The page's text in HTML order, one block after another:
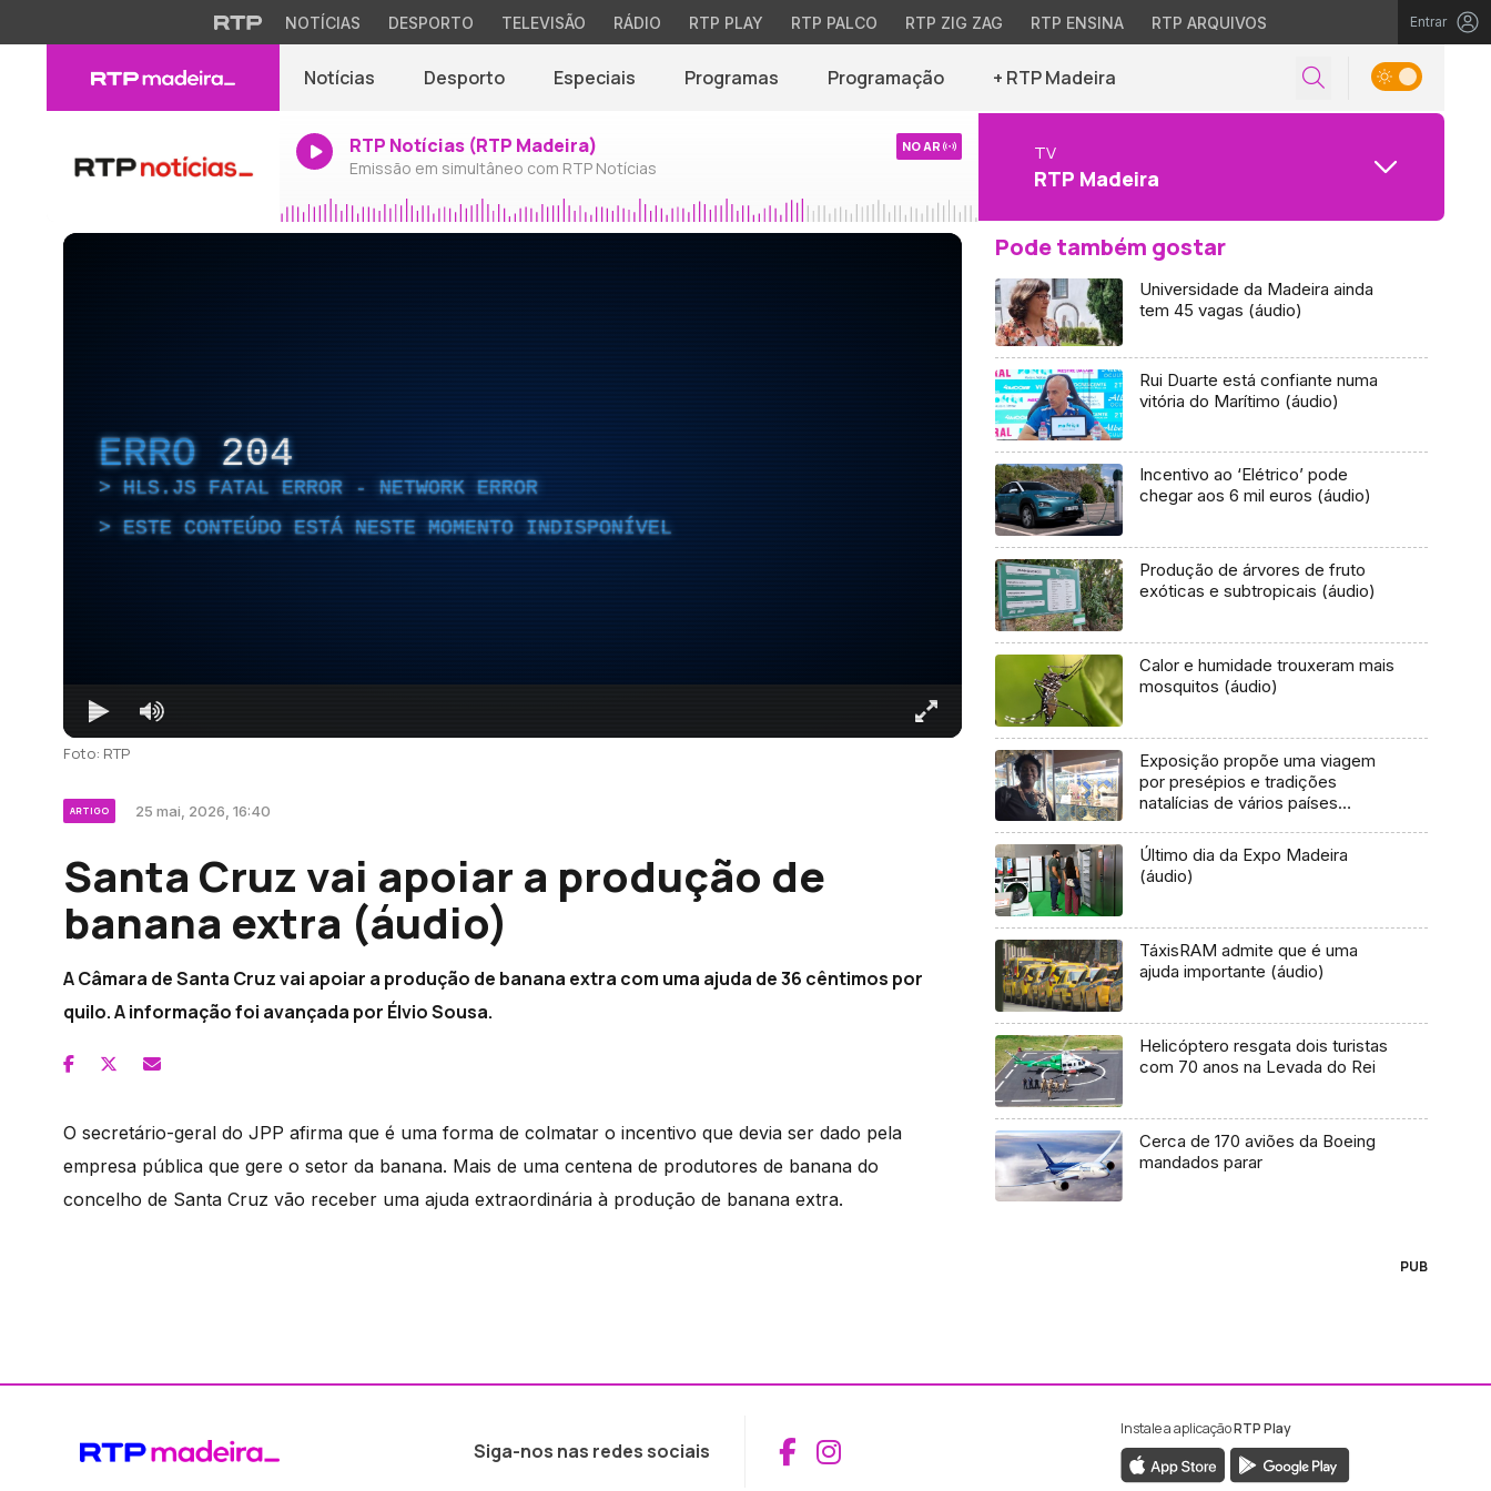
NOTÍCIAS DESPORTO TELEVISÃO RÁDIO RTP PLAY RTP PALCO RTP ZIG ZAG RTP ENSINA RTP ARQUIVOS Entrar
Notícias Desporto Especiais Programas Programação + RTP Madeira
RTP Notícias (RTP Madeira)
Emissão em simultâneo com RTP Notícias
NO AR TV
RTP Madeira
ERRO 204
HLS.JS FATAL ERROR - NETWORK ERROR
ESTE CONTEÚDO ESTÁ NESTE MOMENTO INDISPONÍVEL
Foto: RTP
ARTIGO 25 mai, 2026, 16:40
Santa Cruz vai apoiar a produção de
banana extra (áudio)
A Câmara de Santa Cruz vai apoiar a produção de banana extra com uma ajuda de 36 cêntimos por
quilo. A informação foi avançada por Élvio Sousa.
O secretário-geral do JPP afirma que é uma forma de colmatar o incentivo que devia ser dado pela
empresa pública que gere o setor da banana. Mais de uma centena de produtores de banana do
concelho de Santa Cruz vão receber uma ajuda extraordinária à produção de banana extra.
Pode também gostar
Universidade da Madeira ainda
tem 45 vagas (áudio)
Rui Duarte está confiante numa
vitória do Marítimo (áudio)
Incentivo ao ‘Elétrico’ pode
chegar aos 6 mil euros (áudio)
Produção de árvores de fruto
exóticas e subtropicais (áudio)
Calor e humidade trouxeram mais
mosquitos (áudio)
Exposição propõe uma viagem
por presépios e tradições
natalícias de vários países
Último dia da Expo Madeira
(áudio)
TáxisRAM admite que é uma
ajuda importante (áudio)
Helicóptero resgata dois turistas
com 70 anos na Levada do Rei
Cerca de 170 aviões da Boeing
mandados parar
PUB
Siga-nos nas redes sociais Aceder ao Facebook da RTP Madeira
Aceder ao Instagram da RTP Madeira
Instale a aplicaçãoRTP Play